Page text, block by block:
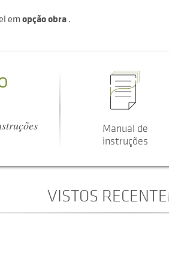
emopção obra.
Manual de
instruções
VISTOS